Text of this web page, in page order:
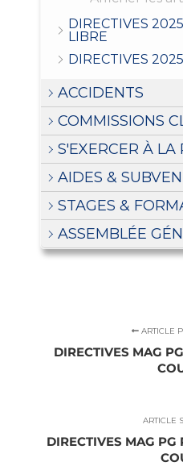
DIRECTIVES
LIBRE
DIRECTIVES
ACCIDENTS
COMMISSIONS
S'EXERCER À
AIDES &
STAGES &
ASSEMBLÉE
ARTICLE
DIRECTIVES MAG
ARTICLE
DIRECTIVES MAG PG